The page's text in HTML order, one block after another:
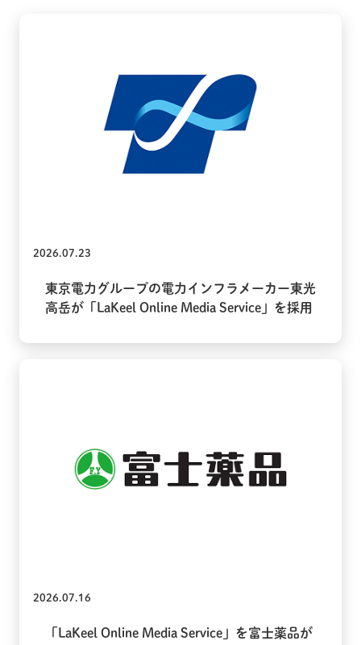
2026.07.23
東京電力グループの電力インフラメーカー東光
高岳が「LaKeel Online Media Service」を採用
2026.07.16
「LaKeel Online Media Service」を富士薬品が